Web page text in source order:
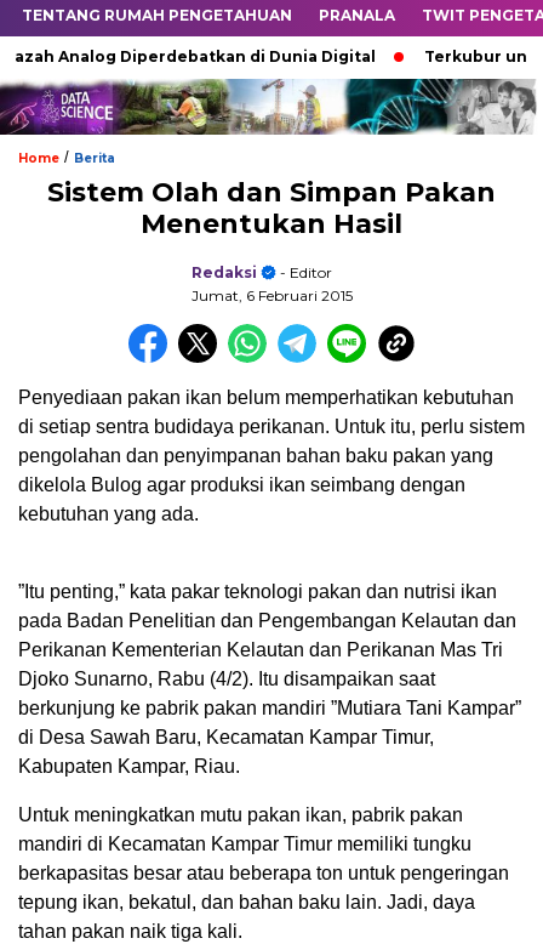
TENTANG RUMAH PENGETAHUAN PRANALA TWIT
Analog Diperdebatkan di Dunia Digital Terkubur untuk
Home / Berita
Sistem Olah dan Simpan Pakan
Menentukan Hasil
Redaksi
- Editor
Jumat, 6 Februari 2015
Penyediaan pakan ikan belum memperhatikan kebutuhan
di setiap sentra budidaya perikanan. Untuk itu, perlu sistem
pengolahan dan penyimpanan bahan baku pakan yang
dikelola Bulog agar produksi ikan seimbang dengan
kebutuhan yang ada.
”Itu penting,” kata pakar teknologi pakan dan nutrisi ikan
pada Badan Penelitian dan Pengembangan Kelautan dan
Perikanan Kementerian Kelautan dan Perikanan Mas Tri
Djoko Sunarno, Rabu (4/2). Itu disampaikan saat
berkunjung ke pabrik pakan mandiri ”Mutiara Tani Kampar”
di Desa Sawah Baru, Kecamatan Kampar Timur,
Kabupaten Kampar, Riau.
Untuk meningkatkan mutu pakan ikan, pabrik pakan
mandiri di Kecamatan Kampar Timur memiliki tungku
berkapasitas besar atau beberapa ton untuk pengeringan
tepung ikan, bekatul, dan bahan baku lain. Jadi, daya
tahan pakan naik tiga kali.